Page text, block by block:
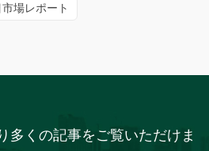
場レポート
多くの記事をご覧いただけま